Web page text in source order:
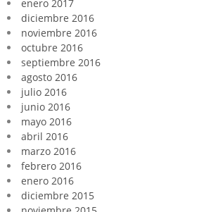
enero 2017
diciembre 2016
noviembre 2016
octubre 2016
septiembre 2016
agosto 2016
julio 2016
junio 2016
mayo 2016
abril 2016
marzo 2016
febrero 2016
enero 2016
diciembre 2015